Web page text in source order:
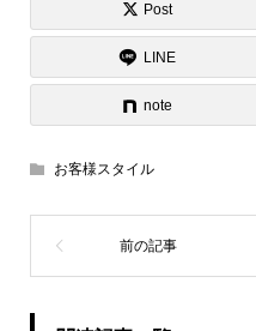
Post
LINE
note
お客様スタイル